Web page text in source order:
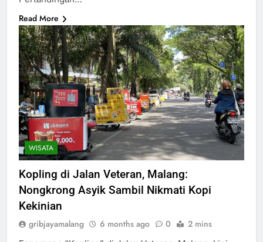
Read More
WISATA
Kopling di Jalan Veteran, Malang:
Nongkrong Asyik Sambil Nikmati Kopi
Kekinian
gribjayamalang 6 months ago 0 2 mins